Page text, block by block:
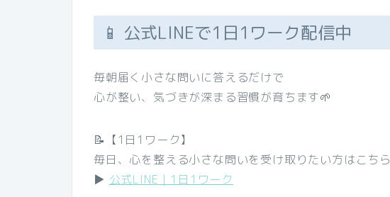
📱 公式LINEで1日1ワーク配信中
毎朝届く小さな問いに答えるだけで
心が整い、気づきが深まる習慣が育ちます🌱
📝【1日1ワーク】
毎日、心を整える小さな問いを受け取りたい方はこちら
▶︎ 公式LINE｜1日1ワーク